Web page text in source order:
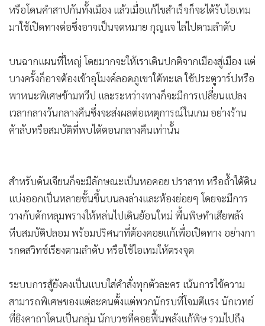
หรือโดนคำสาปกันทั้งเมือง แล้วเมื่อแก้ไขสำเร็จก็จะได้รับไอเทม
มาใช้เปิดทางต่อซึ่งอาจเป็นจดหมาย กุญแจ ไล่ไปตามลำดับ
บนฉากแผนที่ใหญ่ โดยมากจะให้เราเดินปกติจากเมืองสู่เมือง แต่
บางครั้งก็อาจต้องเข้าอุโมงค์ลอดภูเขาใต้ทะเล ใช้ประตูวาร์ปหรือ
พาหนะพิเศษข้ามทวีป และระหว่างทางก็จะมีการเปลี่ยนแปลง
เวลากลางวันกลางคืนซึ่งจะส่งผลต่อเหตุการณ์ในเกม อย่างร้าน
ค้าลับหรือสมบัติที่พบได้ตอนกลางคืนเท่านั้น
สำหรับดันเจียนก็จะมีลักษณะเป็นหอคอย ปราสาท หรือถ้ำใต้ดิน
แบ่งออกเป็นหลายชั้นขึ้นบนลงล่างและห้องย่อยๆ โดยจะมีการ
วางกับดักหลุมพรางให้หล่นไปเดินย้อนใหม่ พื้นพิษทำเสียพลัง
หีบสมบัติปลอม พร้อมปริศนาที่ต้องคอยแก้เพื่อเปิดทาง อย่างกา
รกดสวิทช์เรียงตามลำดับ หรือใช้ไอเทมให้ตรงจุด
ระบบการสู้ยังคงเป็นแบบใส่คำสั่งทุกตัวละคร เน้นการใช้ความ
สามารถพิเศษของแต่ละคนตั้งแต่พวกนักรบที่โจมตีแรง นักเวทย์
ที่ยิงคาถาโดนเป็นกลุ่ม นักบวชที่คอยฟื้นพลังแก้พิษ รวมไปถึง